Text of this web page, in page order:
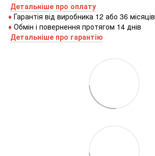
Детальніше про оплату
♦ Гарантія від виробника 12 або 36 місяців
♦ Обмін і повернення протягом 14 днів
Детальніше про гарантію